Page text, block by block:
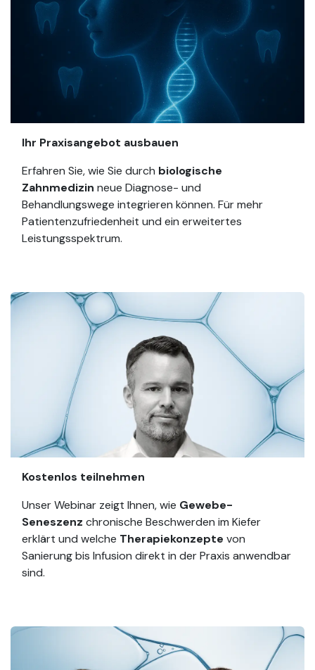
Ihr Praxisangebot ausbauen
Erfahren Sie, wie Sie durch biologische
Zahnmedizin neue Diagnose- und
Behandlungswege integrieren können. Für mehr
Patientenzufriedenheit und ein erweitertes
Leistungsspektrum.
Kostenlos teilnehmen
Unser Webinar zeigt Ihnen, wie Gewebe-
Seneszenz chronische Beschwerden im Kiefer
erklärt und welche Therapiekonzepte von
Sanierung bis Infusion direkt in der Praxis anwendbar
sind.